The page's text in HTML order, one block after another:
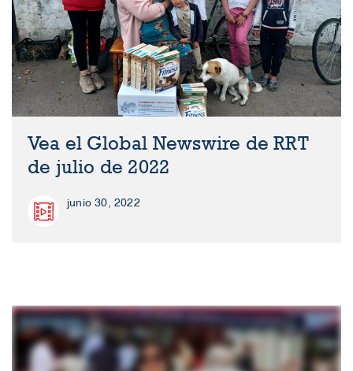
Vea el Global Newswire de RRT
de julio de 2022
junio 30, 2022